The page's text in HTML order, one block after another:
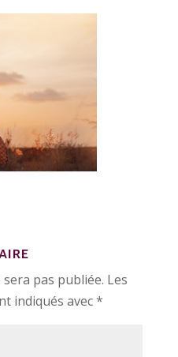
pas publiée. Les
indiqués avec*